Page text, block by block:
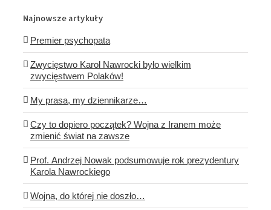
Najnowsze artykuły
Premier psychopata
Zwycięstwo Karol Nawrocki było wielkim
zwycięstwem Polaków!
My prasa, my dziennikarze…
Czy to dopiero początek? Wojna z Iranem może
zmienić świat na zawsze
Prof. Andrzej Nowak podsumowuje rok prezydentury
Karola Nawrockiego
Wojna, do której nie doszło…